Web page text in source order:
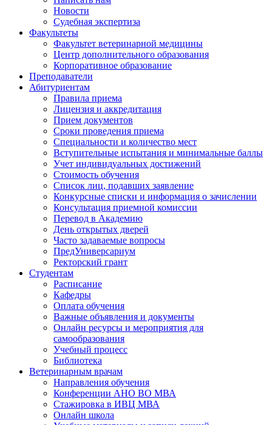
Новости
Судебная экспертиза
Факультеты
Факультет ветеринарной медицины
Центр дополнительного образования
Корпоративное образование
Преподаватели
Абитуриентам
Правила приема
Лицензия и аккредитация
Прием документов
Сроки проведения приема
Специальности и количество мест
Вступительные испытания и минимальные баллы
Учет индивидуальных достижений
Стоимость обучения
Список лиц, подавших заявление
Конкурсные списки и информация о зачислении
Консультация приемной комиссии
Перевод в Академию
День открытых дверей
Часто задаваемые вопросы
ПредУниверсариум
Ректорский грант
Студентам
Расписание
Кафедры
Оплата обучения
Важные объявления и документы
Онлайн ресурсы и мероприятия для
самообразования
Учебный процесс
Библиотека
Ветеринарным врачам
Направления обучения
Конференции АНО ВО МВА
Стажировка в ИВЦ МВА
Онлайн школа